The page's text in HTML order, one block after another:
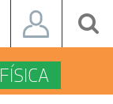
FÍSICA